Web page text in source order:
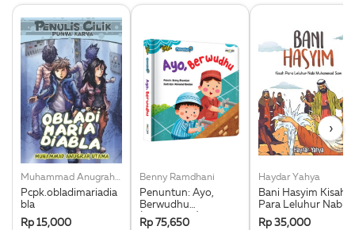
Muhammad Anugrah Utama
Pcpk.obladimariadia
bla
Rp 15,000
Benny Ramdhani
Penuntun: Ayo,
Berwudhu
(Boardbook)
Rp 75,650
Haydar Yahya
Bani Hasyim Kisah
Para Leluhur Nabi
Muhammad Saw.
Rp 35,000
›